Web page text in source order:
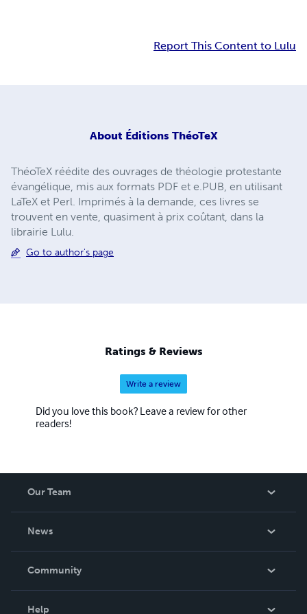
Report This Content to Lulu
About Éditions ThéoTeX
ThéoTeX réédite des ouvrages de théologie protestante
évangélique, mis aux formats PDF et e.PUB, en utilisant
LaTeX et Perl. Imprimés à la demande, ces livres se
trouvent en vente, quasiment à prix coûtant, dans la
librairie Lulu.
Go to author's page
Ratings & Reviews
Write a review
Did you love this book? Leave a review for other
readers!
Our Team
News
In The News
Community
Help